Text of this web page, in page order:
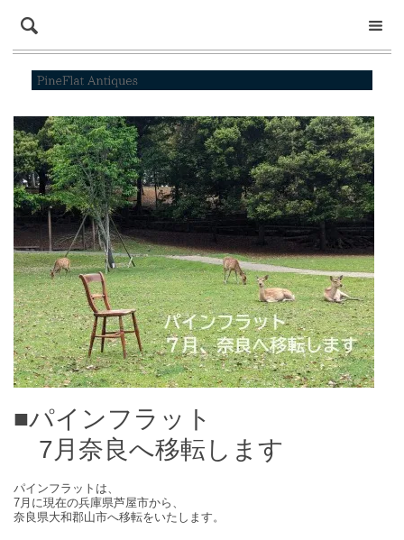
■パインフラット
7月奈良へ移転します
パインフラットは、
7月に現在の兵庫県芦屋市から、
奈良県大和郡山市へ移転をいたします。